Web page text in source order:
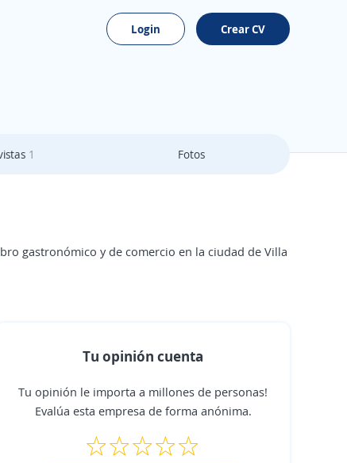
Login Crear CV
1 Fotos
gastronómico y de comercio en la ciudad de Villa
Tu opinión cuenta
Tu opinión le importa a millones de personas!
Evalúa esta empresa de forma anónima.